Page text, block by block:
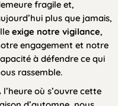
fragile et,
plus que jamais,
exige notre vigilance,
engagement et notre
à défendre ce qui
rassemble.
l’heure où s’ouvre cette